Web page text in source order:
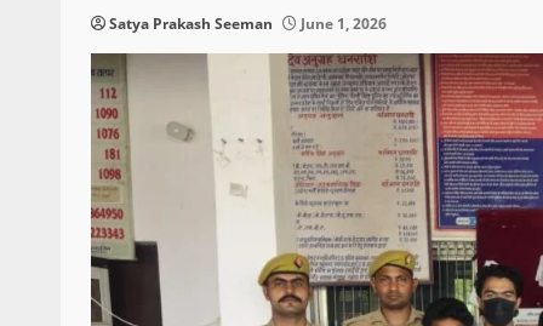
Satya Prakash Seeman June 1, 2026